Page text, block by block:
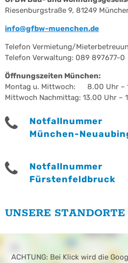
Riesenburgstraße 9, 81249
info@gfbw-muenchen.de
Telefon Vermietung/
Telefon Verwaltung: 089 897677-0
Öffnungszeiten München:
Montag u. Mittwoch: 8.00 Uhr –
Mittwoch Nachmittag: 13.00 Uhr –
Notfallnummer
München-
Notfallnummer
Fürstenfeldbruck
UNSERE STANDORTE
ACHTUNG: Bei Klick wird die